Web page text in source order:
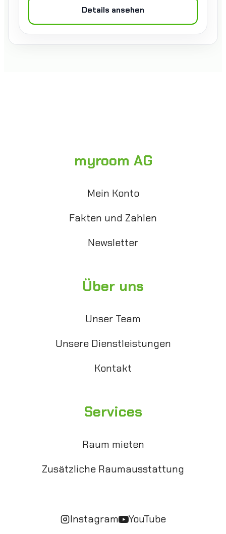
Details ansehen
myroom AG
Mein Konto
Fakten und Zahlen
Newsletter
Über uns
Unser Team
Unsere Dienstleistungen
Kontakt
Services
Raum mieten
Zusätzliche Raumausstattung
Instagram YouTube